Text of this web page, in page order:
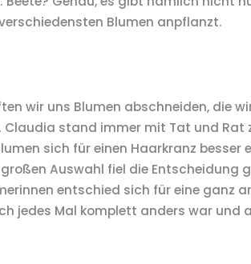
Blumen anpflanzt.
wir uns Blumen abschneiden, die
Claudia stand immer mit Tat und Rat
sich für einen Haarkranz besser
großen Auswahl fiel die Entscheidung
entschied sich für eine ganz
jedes Mal komplett anders war und